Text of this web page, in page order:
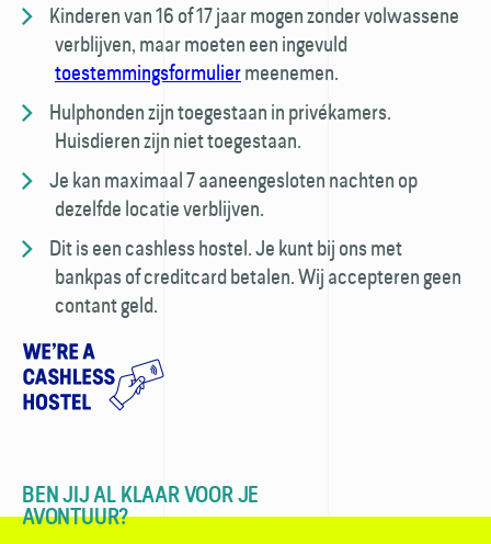
Kinderen van 16 of 17 jaar mogen zonder volwassene
verblijven, maar moeten een ingevuld
toestemmings­formuliermeenemen.
Hulphonden zijn toegestaan in privé­kamers.
Huisdieren zijn niet toegestaan.
Je kan maximaal 7 aaneengesloten nachten op
dezelfde locatie verblijven.
Dit is een cashless hostel. Je kunt bij ons met
bankpas of creditcard betalen. Wij accepteren geen
contant geld.
BEN JIJ AL KLAAR VOOR JE
AVONTUUR?